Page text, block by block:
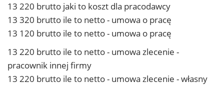
13 220 brutto jaki to koszt dla pracodawcy
13 320 brutto ile to netto - umowa o pracę
13 120 brutto ile to netto - umowa o pracę
13 220 brutto ile to netto - umowa zlecenie -
pracownik innej firmy
13 220 brutto ile to netto - umowa zlecenie - własny